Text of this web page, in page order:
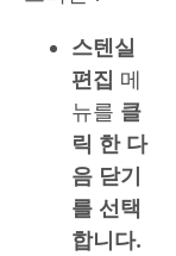
스텐실
편집 메
뉴를 클
릭 한 다
음 닫기
를 선택
합니다.